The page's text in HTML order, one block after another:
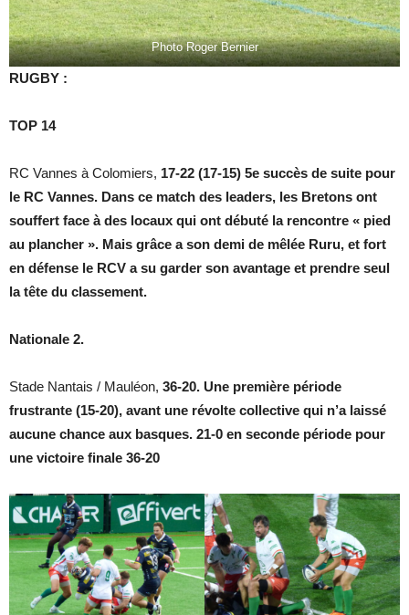
Photo Roger Bernier
RUGBY :
TOP 14
RC Vannes à Colomiers, 17-22 (17-15) 5e succès de suite pour
le RC Vannes. Dans ce match des leaders, les Bretons ont
souffert face à des locaux qui ont débuté la rencontre « pied
au plancher ». Mais grâce a son demi de mêlée Ruru, et fort
en défense le RCV a su garder son avantage et prendre seul
la tête du classement.
Nationale 2.
Stade Nantais / Mauléon, 36-20. Une première période
frustrante (15-20), avant une révolte collective qui n’a laissé
aucune chance aux basques. 21-0 en seconde période pour
une victoire finale 36-20